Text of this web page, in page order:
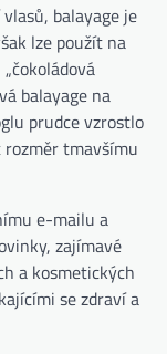
balayage je
lze použít na
balayage na
prudce vzrostlo
tmavšímu
e-mailu a
zajímavé
a kosmetických
se zdraví a